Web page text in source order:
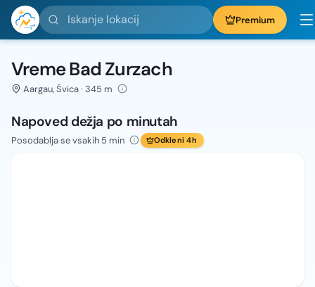
Iskanje lokacij Premium
Vreme Bad Zurzach
Aargau, Švica · 345 m
Napoved dežja po minutah
Posodablja se vsakih 5 min Odkleni 4h